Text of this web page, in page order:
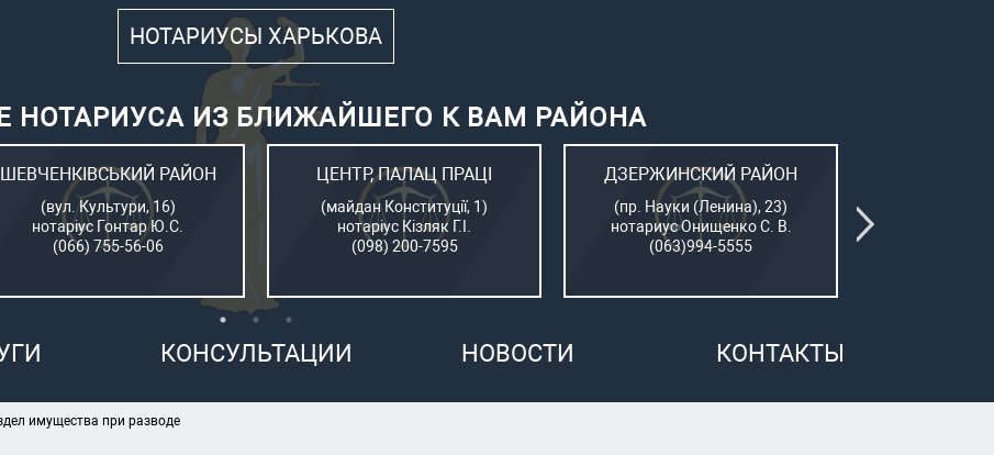
НОТАРИУСЫ ХАРЬКОВА
НОТАРИУСА ИЗ БЛИЖАЙШЕГО К ВАМ РАЙОНА
ШЕВЧЕНКІВСЬКИЙ РАЙОН
(вул. Культури, 16)
нотаріус Гонтар Ю.С.
(066) 755-56-06
ЦЕНТР, ПАЛАЦ ПРАЦІ
(майдан Конституції, 1)
нотаріус Кізляк Г.І.
(098) 200-7595
ДЗЕРЖИНСКИЙ РАЙОН
(пр. Науки (Ленина), 23)
нотариус Онищенко С. В.
(063)994-5555
КОНСУЛЬТАЦИИ НОВОСТИ КОНТАКТЫ
имущества при разводе